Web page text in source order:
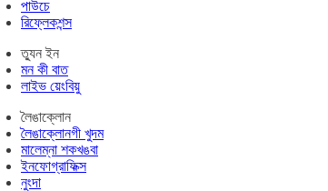
পাউচে
রিফ্লেকশন্স
ত্যুন ইন
মন কী বাত
লাইভ য়েংবিয়ু
লৈঙাক্লোন
লৈঙাক্লোনগী খুদম
মালেম্না শকখঙবা
ইনফোগ্রাফিক্স
নুংদা